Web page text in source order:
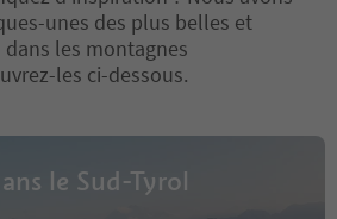
unes des plus belles et
les montagnes
les ci-dessous.
le Sud-Tyrol